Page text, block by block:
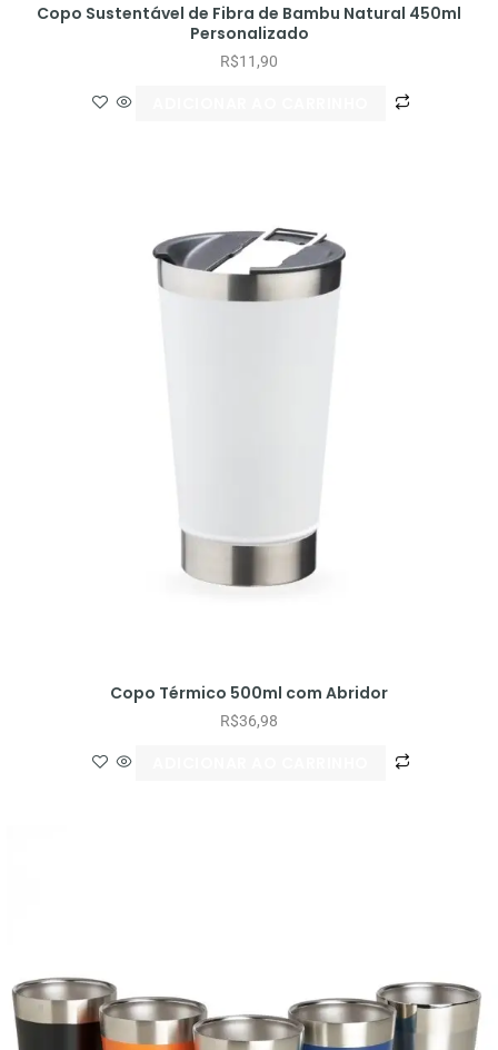
Copo Sustentável de Fibra de Bambu Natural 450ml
Personalizado
R$11,90
Copo Térmico 500ml com Abridor
R$36,98